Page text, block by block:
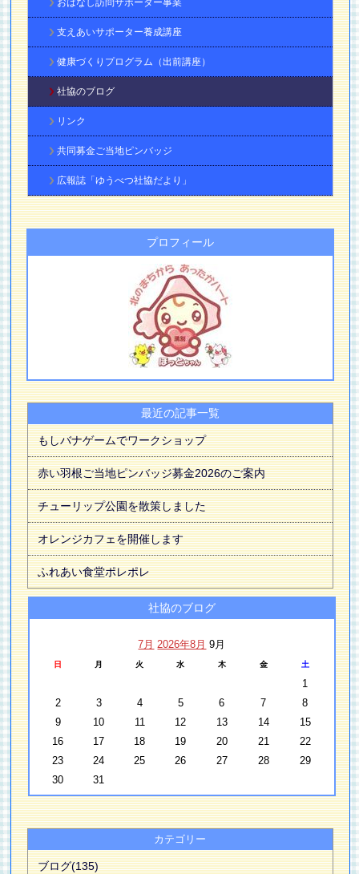
おはなし訪問サポーター事業
支えあいサポーター養成講座
健康づくりプログラム（出前講座）
社協のブログ
リンク
共同募金ご当地ピンバッジ
広報誌「ゆうべつ社協だより」
プロフィール
最近の記事一覧
もしバナゲームでワークショップ
赤い羽根ご当地ピンバッジ募金2026のご案内
チューリップ公園を散策しました
オレンジカフェを開催します
ふれあい食堂ポレポレ
社協のブログ
7月 2026年8月 9月
日 月 火 水 木 金 土
1
2
3 4 5 6 7
8
9
10 11 12 13 14
15
16
17 18 19 20 21
22
23
24 25 26 27 28
29
30
31
カテゴリー
ブログ(135)